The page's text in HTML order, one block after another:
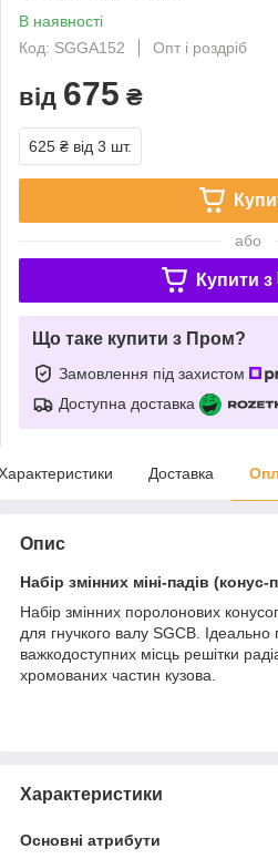
В наявності
Код: SGGA152
Опт і роздріб
від 675 ₴
625 ₴ від 3 шт.
або
Купити з
Що таке купити з Пром?
Замовлення під захистом
Доступна доставка
Доставка
Опис
Набір змінних міні-падів
Набір змінних поролонових
для гнучкого валу SGCB. Ідеально
важкодоступних місць решітки
хромованих частин кузова.
Характеристики
Основні атрибути